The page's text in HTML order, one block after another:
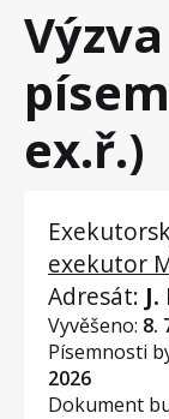
ex.ř.)
exekutor
Adresát:
Vyvěšeno: 8.
Písemnosti
2026
Dokument